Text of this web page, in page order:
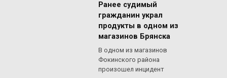
Ранее судимый
гражданин украл
продукты в одном из
магазинов Брянска
В одном из магазинов
Фокинского района
произошел инцидент